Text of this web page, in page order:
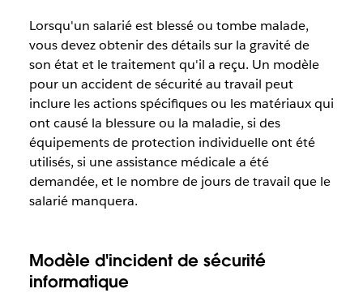
Lorsqu'un salarié est blessé ou tombe malade,
vous devez obtenir des détails sur la gravité de
son état et le traitement qu'il a reçu. Un modèle
pour un accident de sécurité au travail peut
inclure les actions spécifiques ou les matériaux qui
ont causé la blessure ou la maladie, si des
équipements de protection individuelle ont été
utilisés, si une assistance médicale a été
demandée, et le nombre de jours de travail que le
salarié manquera.
Modèle d'incident de sécurité
informatique